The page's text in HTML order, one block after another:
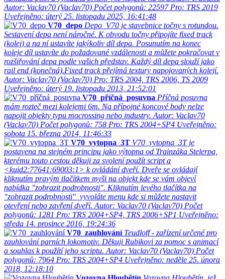
Autor: Vaclav70 (Vaclav70) Počet polygonů: 22597 Pro: TRS 2019
Uveřejněno: úterý 25. listopadu 2025, 16:41:48
V70_depo Depo_V70 je stavebnice točny s rotundou.
Sestavení depa není náročné. K obvodu točny připojíte fixed track
(kolej) a na ní ustavíte jakýkoliv díl depa. Posunutím na konec
koleje díl ustavíte do požadované vzdálenosti a můžete pokračovat v
rozšiřování depa podle vašich představ. Každý díl depa slouží jako
rail end (konečná).Fixed track přejímá textury napojovaných kolejí.
Autor: Vaclav70 (Vaclav70) Pro: TRS 2004, TRS 2006, TS 2009
Uveřejněno: úterý 19. listopadu 2013, 21:52:01
V70_příčná_posuvna Příčná posuvna
mám rozteč mezi kolejemi 6m. Na přípojné koncové body nelze
napojit objekty typu mocrossing nebo industry. Autor: Vaclav70
(Vaclav70) Počet polygonů: 758 Pro: TRS 2004+SP4 Uveřejněno:
sobota 15. března 2014, 11:46:33
V70_vytopna_3T V70_vytopna_3T je
postavena na stejném principu jako výtopna od Trainzáka Stelerpa,
kterému touto cestou děkuji za svolení použít script a
<kuid2:77641:69003:1> k ovládání dveří. Dveře se ovládají
kliknutím pravým tlačítkem myši na objekt kde se vám objeví
nabídka "zobrazit podrobnosti". Kliknutím levého tlačítka na
"zobrazit podrobnosti" vyvoláte menu kde si můžete nastavit
otevření nebo zavření dveří. Autor: Vaclav70 (Vaclav70) Počet
polygonů: 1281 Pro: TRS 2004+SP4, TRS 2006+SP1 Uveřejněno:
středa 14. prosince 2016, 19:24:36
V70_zauhlování Teudloff - zařízení určené pro
zauhlování parních lokomotiv. Děkuji Rubikovi za pomoc s animací
a souhlas k použítí jeho scriptu. Autor: Vaclav70 (Vaclav70) Počet
polygonů: 7964 Pro: TRS 2004+SP4 Uveřejněno: neděle 25. února
2018, 12:18:10